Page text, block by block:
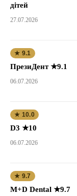
дітей
27.07.2026
★ 9.1
ПрезиДент ★9.1
06.07.2026
★ 10.0
D3 ★10
06.07.2026
★ 9.7
M+D Dental ★9.7